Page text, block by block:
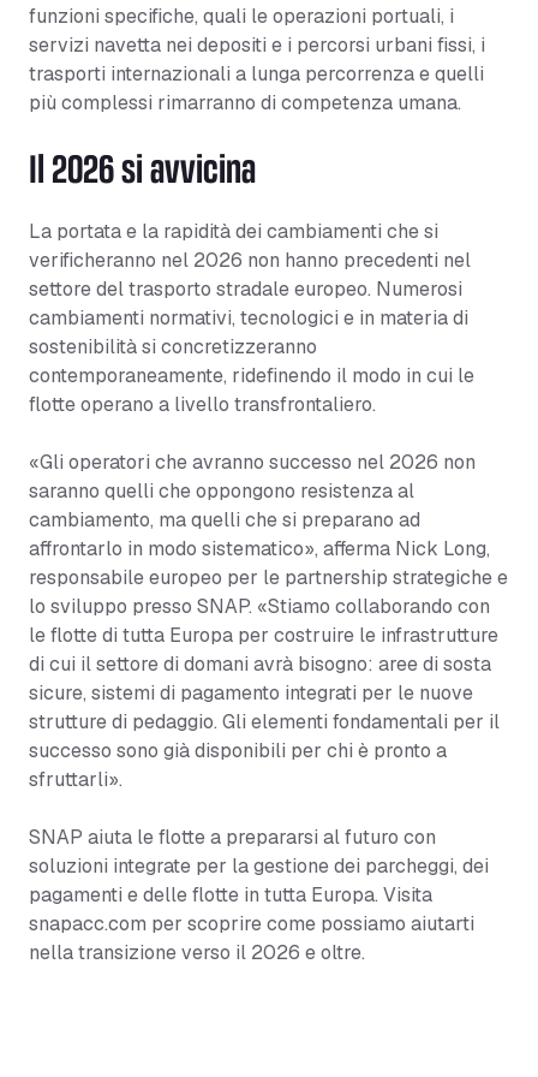
funzioni specifiche, quali le operazioni portuali, i
servizi navetta nei depositi e i percorsi urbani fissi, i
trasporti internazionali a lunga percorrenza e quelli
più complessi rimarranno di competenza umana.
Il 2026 si avvicina
La portata e la rapidità dei cambiamenti che si
verificheranno nel 2026 non hanno precedenti nel
settore del trasporto stradale europeo. Numerosi
cambiamenti normativi, tecnologici e in materia di
sostenibilità si concretizzeranno
contemporaneamente, ridefinendo il modo in cui le
flotte operano a livello transfrontaliero.
«Gli operatori che avranno successo nel 2026 non
saranno quelli che oppongono resistenza al
cambiamento, ma quelli che si preparano ad
affrontarlo in modo sistematico», afferma Nick Long,
responsabile europeo per le partnership strategiche e
lo sviluppo presso SNAP. «Stiamo collaborando con
le flotte di tutta Europa per costruire le infrastrutture
di cui il settore di domani avrà bisogno: aree di sosta
sicure, sistemi di pagamento integrati per le nuove
strutture di pedaggio. Gli elementi fondamentali per il
successo sono già disponibili per chi è pronto a
sfruttarli».
SNAP aiuta le flotte a prepararsi al futuro con
soluzioni integrate per la gestione dei parcheggi, dei
pagamenti e delle flotte in tutta Europa. Visita
snapacc.com per scoprire come possiamo aiutarti
nella transizione verso il 2026 e oltre.